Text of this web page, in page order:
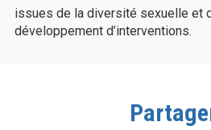
issues de la diversité sexuelle et
développement d’interventions.